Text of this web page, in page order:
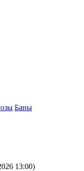
Баны
13:00)